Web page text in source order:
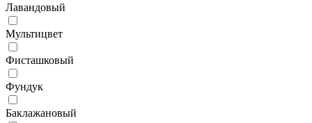
Лавандовый
Мультицвет
Фисташковый
Фундук
Баклажановый